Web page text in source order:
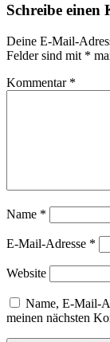
Schreibe einen
Deine E-Mail-
Felder sind mit *
Kommentar *
Name *
E-Mail-Adresse *
Website
Name, E-Mail-
meinen nächsten